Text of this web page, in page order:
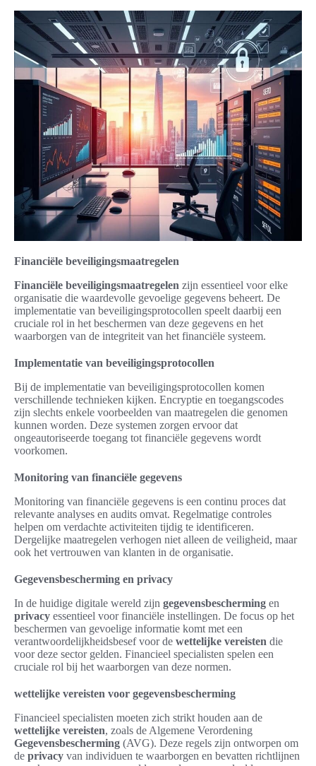
Financiële beveiligingsmaatregelen
Financiële beveiligingsmaatregelen zijn essentieel voor elke
organisatie die waardevolle gevoelige gegevens beheert. De
implementatie van beveiligingsprotocollen speelt daarbij een
cruciale rol in het beschermen van deze gegevens en het
waarborgen van de integriteit van het financiële systeem.
Implementatie van beveiligingsprotocollen
Bij de implementatie van beveiligingsprotocollen komen
verschillende technieken kijken. Encryptie en toegangscodes
zijn slechts enkele voorbeelden van maatregelen die genomen
kunnen worden. Deze systemen zorgen ervoor dat
ongeautoriseerde toegang tot financiële gegevens wordt
voorkomen.
Monitoring van financiële gegevens
Monitoring van financiële gegevens is een continu proces dat
relevante analyses en audits omvat. Regelmatige controles
helpen om verdachte activiteiten tijdig te identificeren.
Dergelijke maatregelen verhogen niet alleen de veiligheid, maar
ook het vertrouwen van klanten in de organisatie.
Gegevensbescherming en privacy
In de huidige digitale wereld zijn gegevensbescherming en
privacy essentieel voor financiële instellingen. De focus op het
beschermen van gevoelige informatie komt met een
verantwoordelijkheidsbesef voor de wettelijke vereisten die
voor deze sector gelden. Financieel specialisten spelen een
cruciale rol bij het waarborgen van deze normen.
wettelijke vereisten voor gegevensbescherming
Financieel specialisten moeten zich strikt houden aan de
wettelijke vereisten, zoals de Algemene Verordening
Gegevensbescherming (AVG). Deze regels zijn ontworpen om
de privacy van individuen te waarborgen en bevatten richtlijnen